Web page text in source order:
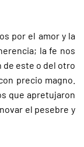
por el amor y la
la fe nos
de este o del otro
precio magno.
que apretujaron
el pesebre y